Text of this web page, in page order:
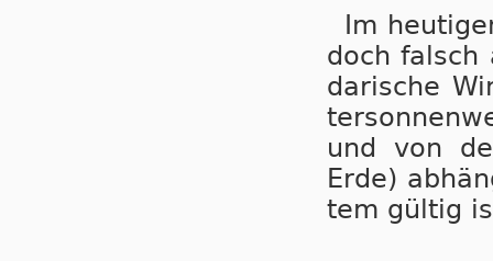
Im
doch
da­ri­sche
und von
Er­de)
tem gül­tig